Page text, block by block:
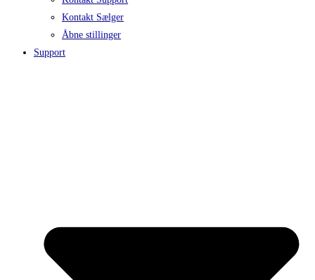
Kontakt Sælger
Åbne stillinger
Support